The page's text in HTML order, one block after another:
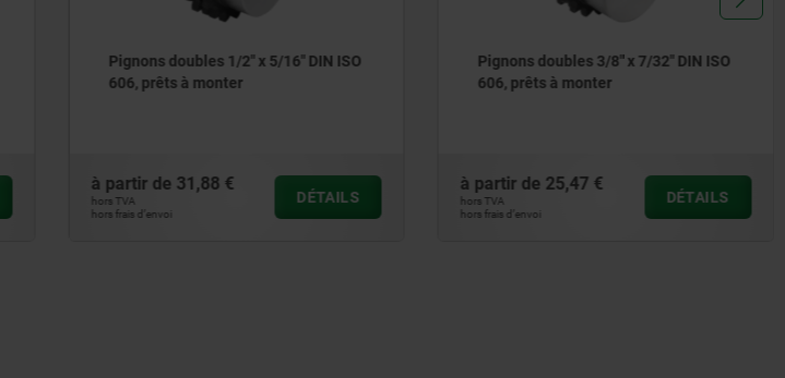
Pignons doubles 3/8" x 7/32" DIN ISO
606, prêts à monter
à partir de25,47 €
hors TVA
hors frais d’envoi
DÉTAILS
Pignons doubles 5/8" x 3/8" DIN ISO
606, prêts à monter
à partir de33,41 €
hors TVA
hors frais d’envoi
DÉTAILS